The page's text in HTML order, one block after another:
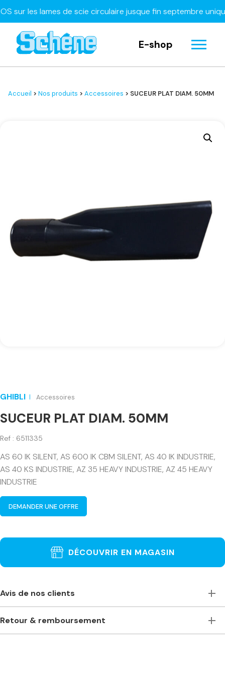
les lames de scie circulaire jusque fin septembre
E-shop
Accueil > Nos produits > Accessoires > SUCEUR PLAT DIAM. 50MM
GHIBLI Accessoires
SUCEUR PLAT DIAM. 50MM
Ref : 6511335
AS 60 IK SILENT, AS 600 IK CBM SILENT, AS 40 IK INDUSTRIE,
AS 40 KS INDUSTRIE, AZ 35 HEAVY INDUSTRIE, AZ 45 HEAVY
INDUSTRIE
DEMANDER UNE OFFRE
DÉCOUVRIR EN MAGASIN
Avis de nos clients
recommande vivement ce magasin pour ceux qui ont
Retour & remboursement